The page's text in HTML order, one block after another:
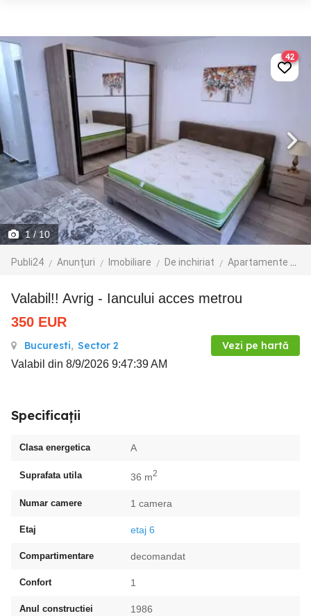
1/ 10
Publi24 Anunțuri Imobiliare De inchiriat Apartamente de inchiriat
42
Valabil!! Avrig - Iancului acces metrou
350 EUR
Bucuresti, Sector 2 Vezi pe hartă
Valabil din 8/9/2026 9:47:39 AM
Specificații
Clasa energetica A
Suprafata utila 36 m2
Numar camere 1 camera
Etaj etaj 6
Compartimentare decomandat
Confort 1
Anul constructiei 1986